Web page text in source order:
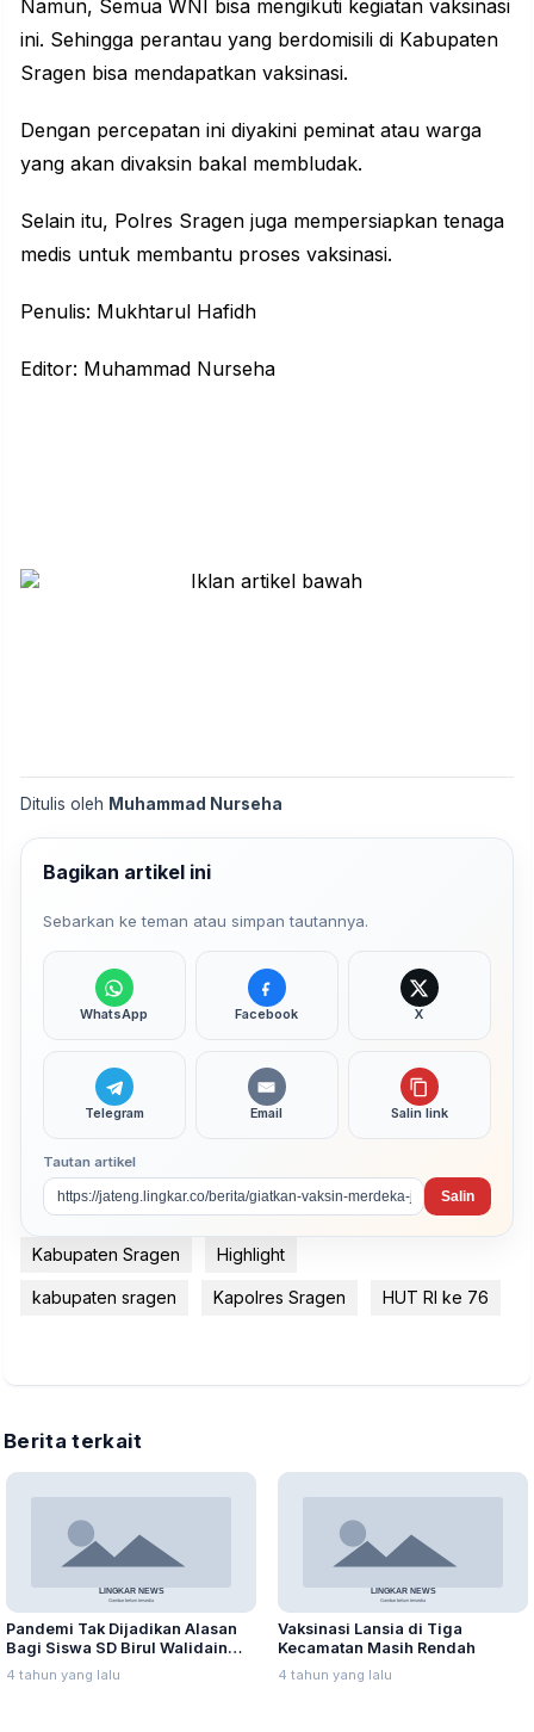
Namun, Semua WNI bisa mengikuti kegiatan vaksinasi
ini. Sehingga perantau yang berdomisili di Kabupaten
Sragen bisa mendapatkan vaksinasi.
Dengan percepatan ini diyakini peminat atau warga
yang akan divaksin bakal membludak.
Selain itu, Polres Sragen juga mempersiapkan tenaga
medis untuk membantu proses vaksinasi.
Penulis: Mukhtarul Hafidh
Editor: Muhammad Nurseha
Ditulis oleh Muhammad Nurseha
Bagikan artikel ini
Sebarkan ke teman atau simpan tautannya.
WhatsApp Facebook X
Telegram Email Salin link
Tautan artikel
Salin
Kabupaten Sragen Highlight
kabupaten sragen Kapolres Sragen HUT RI ke 76
Berita terkait
Pandemi Tak Dijadikan Alasan
Bagi Siswa SD Birul Walidain
Torehkan Prestasi
4 tahun yang lalu
Vaksinasi Lansia di Tiga
Kecamatan Masih Rendah
4 tahun yang lalu